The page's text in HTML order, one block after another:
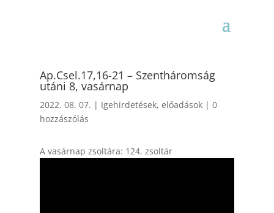
Ap.Csel.17,16-21 – Szentháromság
utáni 8, vasárnap
2022. 08. 07. | Igehirdetések, előadások| 0
hozzászólás
A vasárnap zsoltára: 124. zsoltár